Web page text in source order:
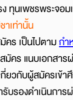
ง ทุนเพชรพระจ
าเท่านั้น
ร เป็นไปตามกำ
มัคร แนบเอกสาร
กี่ยวกับผู้สมัครเข้
บรองดำเนินการ